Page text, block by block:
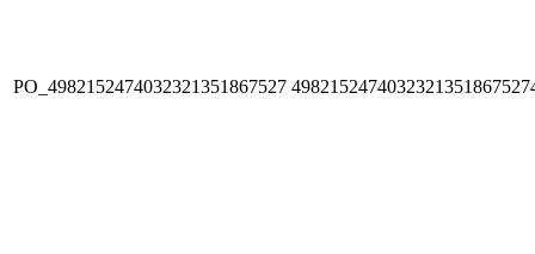
PO_4982152474032321351867527